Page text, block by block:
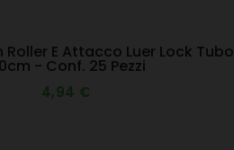
Roller E Attacco Luer Lock Tubo
- Conf. 25 Pezzi
4,94 €